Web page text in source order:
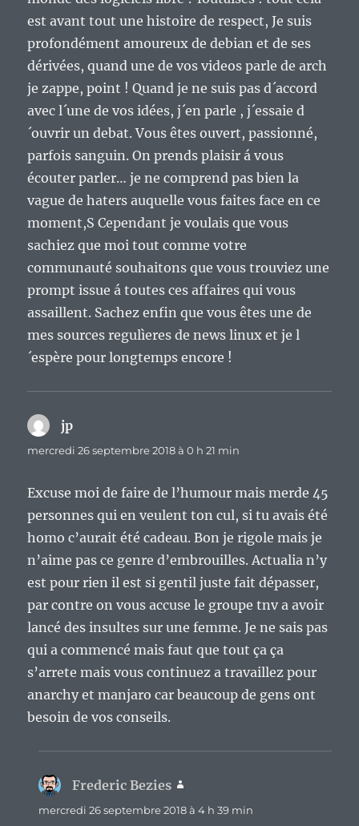
est avant tout une histoire de respect, Je suis
profondément amoureux de debian et de ses
dérivées, quand une de vos videos parle de arch
je zappe, point ! Quand je ne suis pas d´accord
avec l´une de vos idées, j´en parle , j´essaie d
´ouvrir un debat. Vous êtes ouvert, passionné,
parfois sanguin. On prends plaisir á vous
écouter parler… je ne comprend pas bien la
vague de haters auquelle vous faites face en ce
moment,S Cependant je voulais que vous
sachiez que moi tout comme votre
communauté souhaitons que vous trouviez une
prompt issue á toutes ces affaires qui vous
assaillent. Sachez enfin que vous êtes une de
mes sources regulìeres de news linux et je l
´espère pour longtemps encore !
jp
mercredi 26 septembre 2018 à 0 h 21 min
Excuse moi de faire de l’humour mais merde 45
personnes qui en veulent ton cul, si tu avais été
homo c’aurait été cadeau. Bon je rigole mais je
n’aime pas ce genre d’embrouilles. Actualia n’y
est pour rien il est si gentil juste fait dépasser,
par contre on vous accuse le groupe tnv a avoir
lancé des insultes sur une femme. Je ne sais pas
qui a commencé mais faut que tout ça ça
s’arrete mais vous continuez a travaillez pour
anarchy et manjaro car beaucoup de gens ont
besoin de vos conseils.
Frederic Bezies
mercredi 26 septembre 2018 à 4 h 39 min